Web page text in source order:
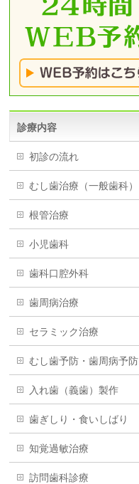
診療内容
初診の流れ
むし歯治療（一般歯科）
根管治療
小児歯科
歯科口腔外科
歯周病治療
セラミック治療
むし歯予防・歯周病予防
入れ歯（義歯）製作
歯ぎしり・食いしばり
知覚過敏治療
訪問歯科診療